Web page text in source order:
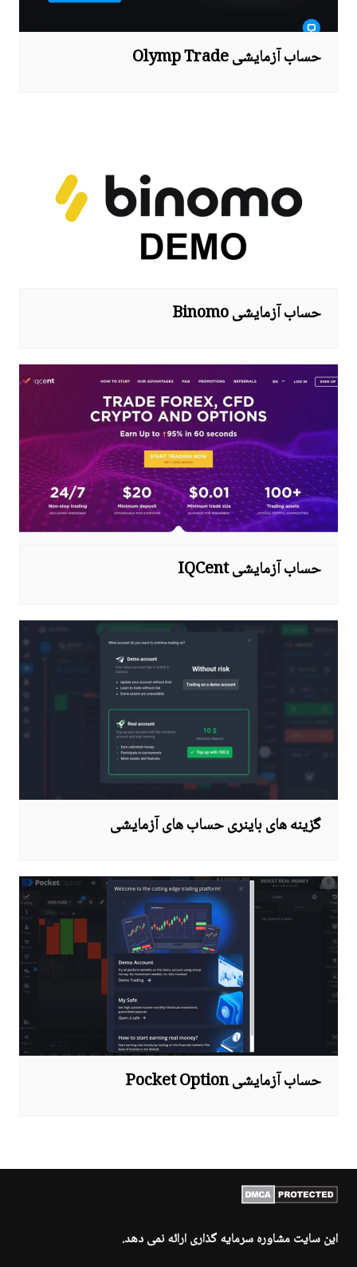
حساب آزمایشی Olymp Trade
حساب آزمایشی Binomo
حساب آزمایشی IQCent
گزینه های باینری حساب های آزمایشی
حساب آزمایشی Pocket Option
این سایت مشاوره سرمایه گذاری ارائه نمی دهد.